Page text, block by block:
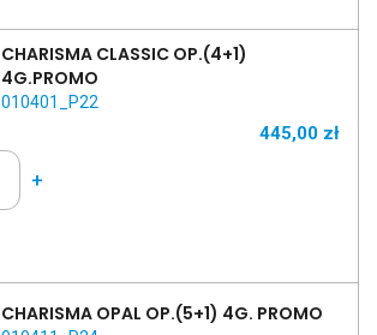
CHARISMA CLASSIC OP.(4+1)
4G.PROMO
010401_P22
445,00 zł
+
CHARISMA OPAL OP.(5+1) 4G. PROMO